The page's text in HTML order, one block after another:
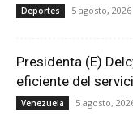
Deportes 5 agosto, 2026
Presidenta (E)
eficiente del
Venezuela 5 agosto,